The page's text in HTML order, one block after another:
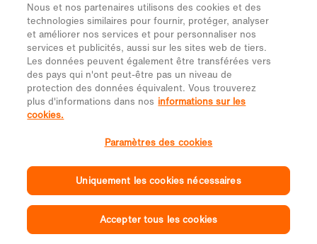
Nous et nos partenaires utilisons des cookies et des
technologies similaires pour fournir, protéger, analyser
et améliorer nos services et pour personnaliser nos
services et publicités, aussi sur les sites web de tiers.
Les données peuvent également être transférées vers
des pays qui n'ont peut-être pas un niveau de
protection des données équivalent. Vous trouverez
plus d'informations dans nos informations sur les
cookies.
Paramètres des cookies
Uniquement les cookies nécessaires
Accepter tous les cookies